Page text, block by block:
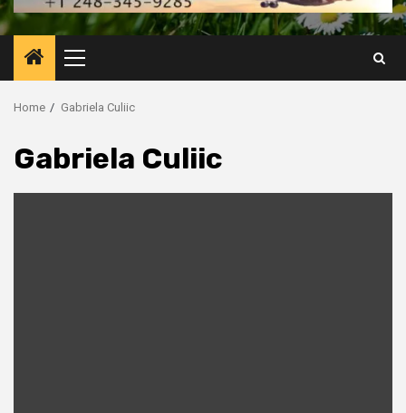
Primary
Menu
Home Gabriela Culiic
Gabriela Culiic